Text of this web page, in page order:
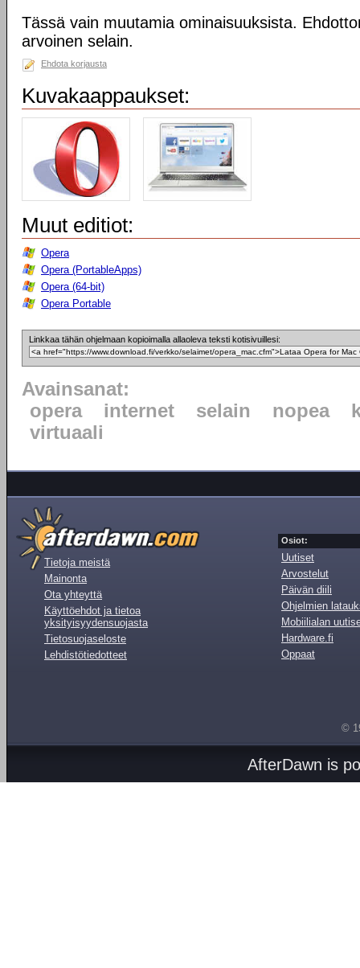
Tässä vain muutamia ominaisuuksista.
arvoinen selain.
Ehdota korjausta
Kuvakaappaukset:
Muut editiot:
Opera
Opera (PortableApps)
Opera (64-bit)
Opera Portable
Linkkaa tähän ohjelmaan kopioimalla allaoleva teksti kotisivuillesi:
Avainsanat:
opera
internet selain nopea
virtuaali
Tietoja meistä
Mainonta
Ota yhteyttä
Käyttöehdot ja tietoa
yksityisyydensuojasta
Tietosuojaseloste
Lehdistötiedotteet
Osiot:
Uutiset
Arvostelut
Päivän diili
Ohjelmien
Mobiilialan
Hardware.fi
Oppaat
©
AfterDawn is